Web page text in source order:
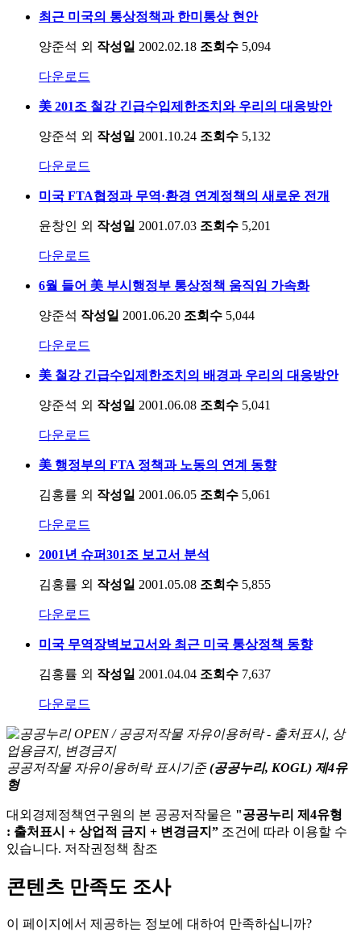
최근 미국의 통상정책과 한미통상 현안
양준석 외 작성일 2002.02.18 조회수 5,094
다운로드
美 201조 철강 긴급수입제한조치와 우리의 대응방안
양준석 외 작성일 2001.10.24 조회수 5,132
다운로드
미국 FTA협정과 무역·환경 연계정책의 새로운 전개
윤창인 외 작성일 2001.07.03 조회수 5,201
다운로드
6월 들어 美 부시행정부 통상정책 움직임 가속화
양준석 작성일 2001.06.20 조회수 5,044
다운로드
美 철강 긴급수입제한조치의 배경과 우리의 대응방안
양준석 외 작성일 2001.06.08 조회수 5,041
다운로드
美 행정부의 FTA 정책과 노동의 연계 동향
김홍률 외 작성일 2001.06.05 조회수 5,061
다운로드
2001년 슈퍼301조 보고서 분석
김홍률 외 작성일 2001.05.08 조회수 5,855
다운로드
미국 무역장벽보고서와 최근 미국 통상정책 동향
김홍률 외 작성일 2001.04.04 조회수 7,637
다운로드
공공저작물 자유이용허락 표시기준 (공공누리, KOGL) 제4유
형
대외경제정책연구원의 본 공공저작물은 "공공누리 제4유형
: 출처표시 + 상업적 금지 + 변경금지” 조건에 따라 이용할 수
있습니다. 저작권정책 참조
콘텐츠 만족도 조사
이 페이지에서 제공하는 정보에 대하여 만족하십니까?